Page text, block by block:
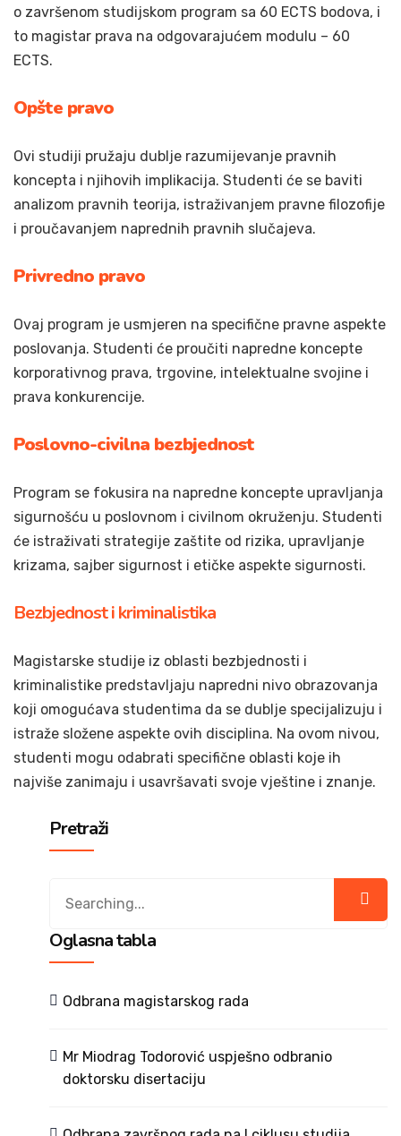
o završenom studijskom program sa 60 ECTS bodova, i
to magistar prava na odgovarajućem modulu – 60
ECTS.
Opšte pravo
Ovi studiji pružaju dublje razumijevanje pravnih
koncepta i njihovih implikacija. Studenti će se baviti
analizom pravnih teorija, istraživanjem pravne filozofije
i proučavanjem naprednih pravnih slučajeva.
Privredno pravo
Ovaj program je usmjeren na specifične pravne aspekte
poslovanja. Studenti će proučiti napredne koncepte
korporativnog prava, trgovine, intelektualne svojine i
prava konkurencije.
Poslovno-civilna bezbjednost
Program se fokusira na napredne koncepte upravljanja
sigurnošću u poslovnom i civilnom okruženju. Studenti
će istraživati strategije zaštite od rizika, upravljanje
krizama, sajber sigurnost i etičke aspekte sigurnosti.
Bezbjednost i kriminalistika
Magistarske studije iz oblasti bezbjednosti i
kriminalistike predstavljaju napredni nivo obrazovanja
koji omogućava studentima da se dublje specijalizuju i
istraže složene aspekte ovih disciplina. Na ovom nivou,
studenti mogu odabrati specifične oblasti koje ih
najviše zanimaju i usavršavati svoje vještine i znanje.
Pretraži
for:
Oglasna tabla
Odbrana magistarskog rada
Mr Miodrag Todorović uspješno odbranio
doktorsku disertaciju